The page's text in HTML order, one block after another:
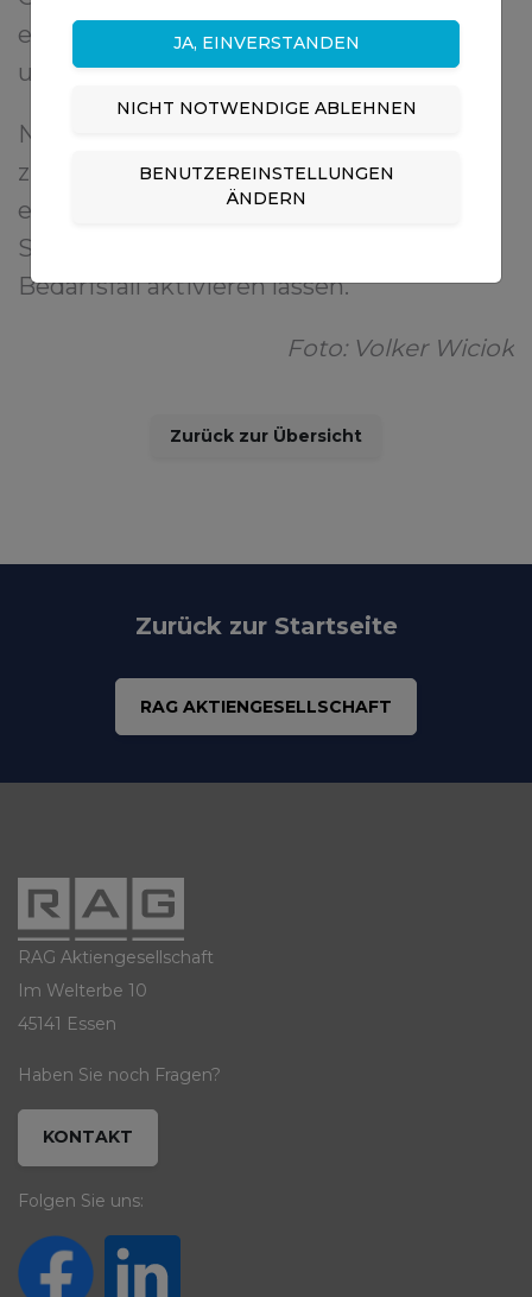
ehemaligen Steinkohleregionen in NRW
und im Saarland.
Nicht zuletzt hält die RAG neben den
zukünftigen Wasserhaltungsstandorten
eine Reihe weiterer ausgewählter
Sicherungsstandorte vor, die sich im
Bedarfsfall aktivieren lassen.
Foto: Volker Wiciok
Zurück zur Übersicht
Zurück zur Startseite
RAG AKTIENGESELLSCHAFT
RAG Aktiengesellschaft
Im Welterbe 10
45141 Essen
Haben Sie noch Fragen?
KONTAKT
Folgen Sie uns:
JA, EINVERSTANDEN
NICHT NOTWENDIGE ABLEHNEN
BENUTZEREINSTELLUNGEN
ÄNDERN